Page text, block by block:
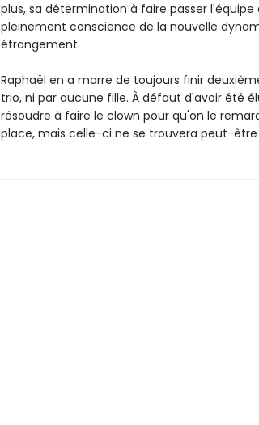
plus, sa détermination à faire passer
pleinement conscience de la nouvelle
étrangement.
Raphaël en a marre de toujours finir
trio, ni par aucune fille. À défaut d'avoir été
résoudre à faire le clown pour qu'on le
place, mais celle-ci ne se trouvera peut-